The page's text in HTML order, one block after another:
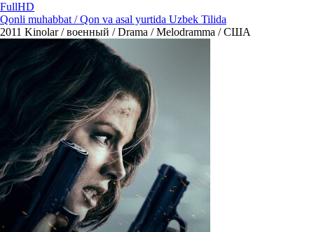
FullHD
Qonli muhabbat / Qon va asal yurtida Uzbek Tilida
2011 Kinolar / военный / Drama / Melodramma / США